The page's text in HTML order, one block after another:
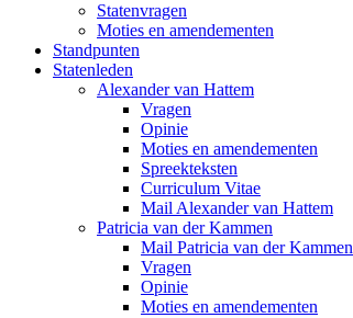
Statenvragen
Moties en amendementen
Standpunten
Statenleden
Alexander van Hattem
Vragen
Opinie
Moties en amendementen
Spreekteksten
Curriculum Vitae
Mail Alexander van Hattem
Patricia van der Kammen
Mail Patricia van der Kammen
Vragen
Opinie
Moties en amendementen